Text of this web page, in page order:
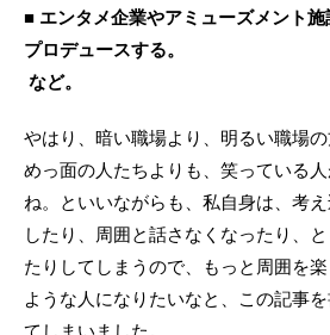
■ エンタメ企業やアミューズメント
プロデュースする。
など。
やはり、暗い職場より、明るい職場
めっ面の人たちよりも、笑っている
ね。といいながらも、私自身は、考
したり、周囲と話さなくなったり、
たりしてしまうので、もっと周囲を
ような人になりたいなと、この記事
てしまいました。